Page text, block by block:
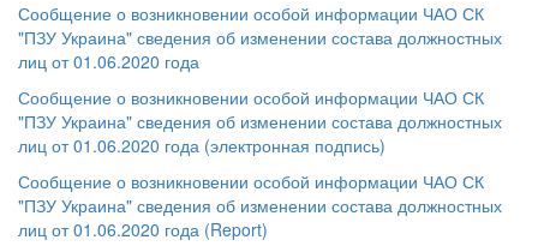
Сообщение о возникновении особой информации ЧАО СК
"ПЗУ Украина" сведения об изменении состава должностных
лиц от 01.06.2020 года
Сообщение о возникновении особой информации ЧАО СК
"ПЗУ Украина" сведения об изменении состава должностных
лиц от 01.06.2020 года (электронная подпись)
Сообщение о возникновении особой информации ЧАО СК
"ПЗУ Украина" сведения об изменении состава должностных
лиц от 01.06.2020 года (Report)